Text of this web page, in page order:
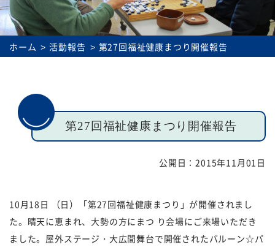
社協とは サービス
規約・様式
採用 あゆみ（沿革）
ホーム 活動報告 第27回福祉健康まつり開催報告
第27回福祉健康まつり開催報告
公開日：2015年11月01日
10月18日 （日）「第27回福祉健康まつり」が開催されまし
た。晴天に恵まれ、大勢の方にまつ り会場にご来場いただき
ました。屋外ステージ・大広間舞台で開催されたバルーン☆パ